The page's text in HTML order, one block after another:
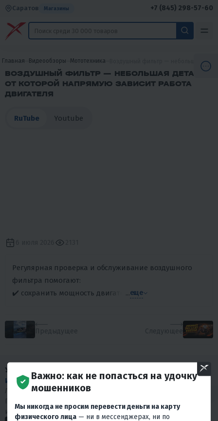
Саратов Магазины +7 (845) 298-57-60
Главная Видеообзоры Мототехника Воздушный фильтр — небольшая
ВОЗДУШНЫЙ ФИЛЬТР — НЕБОЛЬШАЯ ДЕТАЛЬ,
ОТ КОТОРОЙ НАПРЯМУЮ ЗАВИСИТ РАБОТА
ДВИГАТЕЛЯ
RuTube Youtube
Регулярная проверка и обслуживание воздушного
фильтра помогают:
✔️ сохранить мощность двигателя
...еще
Предыдущее Следующее
У НАС МНОГО
ИНТЕРЕСНОГО КОНТЕНТА!
Любишь драйв и интересуешься мототехникой?
Подписывайся на наши социальные сети. У нас много
интересного.
Важно: как не попасться на удочку
мошенников
Мы никогда не просим перевести деньги на карту
физического лица — ни в мессенджерах, ни по